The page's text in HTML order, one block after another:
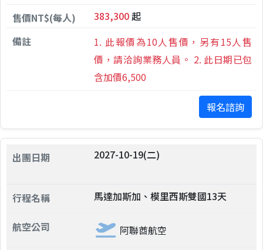
383,300起
1. 此報價為10人售價，另有15人售
價，請洽詢業務人員。 2. 此日期已包
含加價6,500
報名諮詢
2027-10-19(二)
馬達加斯加、模里西斯雙國13天
阿聯酋航空